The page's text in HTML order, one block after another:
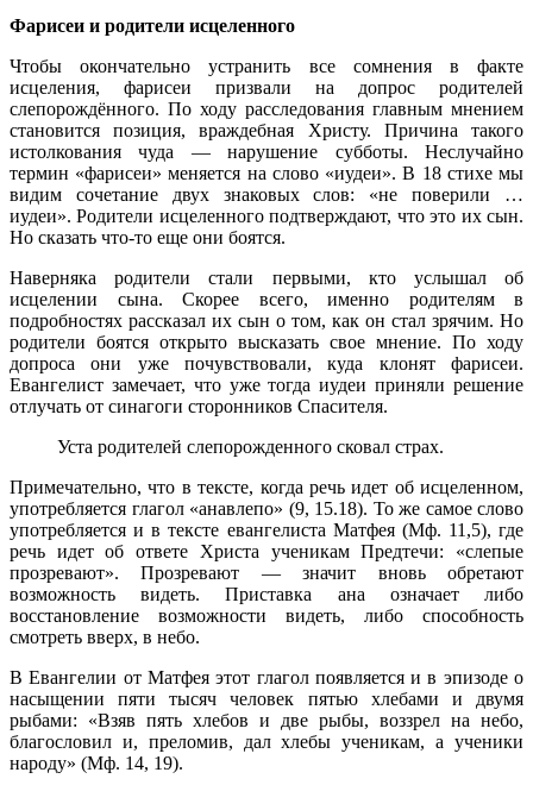
Фарисеи и родители исцеленного
Чтобы окончательно устранить все сомнения в факте
исцеления, фарисеи призвали на допрос родителей
слепорождённого. По ходу расследования главным мнением
становится позиция, враждебная Христу. Причина такого
истолкования чуда — нарушение субботы. Неслучайно
термин «фарисеи» меняется на слово «иудеи». В 18 стихе мы
видим сочетание двух знаковых слов: «не поверили …
иудеи». Родители исцеленного подтверждают, что это их сын.
Но сказать что-то еще они боятся.
Наверняка родители стали первыми, кто услышал об
исцелении сына. Скорее всего, именно родителям в
подробностях рассказал их сын о том, как он стал зрячим. Но
родители боятся открыто высказать свое мнение. По ходу
допроса они уже почувствовали, куда клонят фарисеи.
Евангелист замечает, что уже тогда иудеи приняли решение
отлучать от синагоги сторонников Спасителя.
Уста родителей слепорожденного сковал страх.
Примечательно, что в тексте, когда речь идет об исцеленном,
употребляется глагол «анавлепо» (9, 15.18). То же самое слово
употребляется и в тексте евангелиста Матфея (Мф. 11,5), где
речь идет об ответе Христа ученикам Предтечи: «слепые
прозревают». Прозревают — значит вновь обретают
возможность видеть. Приставка ана означает либо
восстановление возможности видеть, либо способность
смотреть вверх, в небо.
В Евангелии от Матфея этот глагол появляется и в эпизоде о
насыщении пяти тысяч человек пятью хлебами и двумя
рыбами: «Взяв пять хлебов и две рыбы, воззрел на небо,
благословил и, преломив, дал хлебы ученикам, а ученики
народу» (Мф. 14, 19).